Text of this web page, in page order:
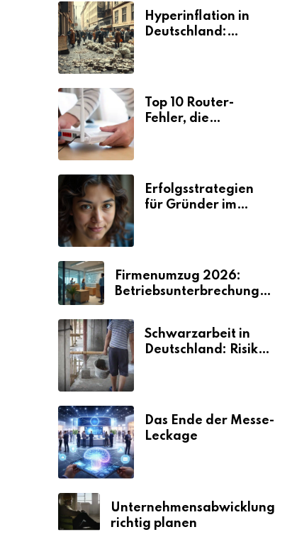
Hyperinflation in
Deutschland:
Top 10 Router-
Fehler, die
Erfolgsstrategien
für Gründer im
Firmenumzug 2026:
Betriebsunterbrechungen
Schwarzarbeit in
Deutschland: Risiken
Das Ende der Messe-
Leckage
Unternehmensabwicklung
richtig planen